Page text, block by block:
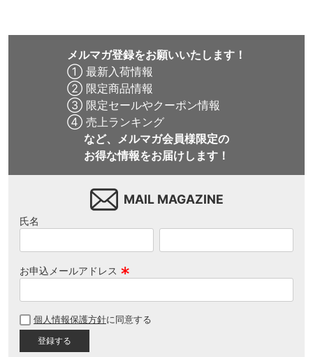
メルマガ登録をお願いいたします！
① 最新入荷情報
② 限定商品情報
③ 限定セールやクーポン情報
④ 売上ランキング
など、メルマガ会員様限定の
お得な情報をお届けします！
MAIL MAGAZINE
氏名
お申込メールアドレス
須
個人情報保護方針に同意する